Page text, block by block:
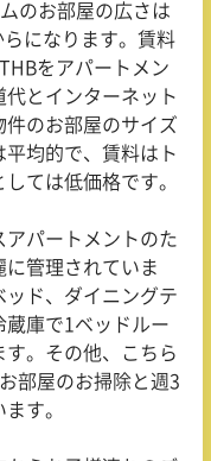
のお部屋の広さは
になります。賃料
をアパートメン
代とインターネット
のお部屋のサイズ
均的で、賃料はト
ては低価格です。
アパートメントのた
管理されていま
ド、ダイニングテ
蔵庫で1ベッドルー
。その他、こちら
部屋のお掃除と週3
す。